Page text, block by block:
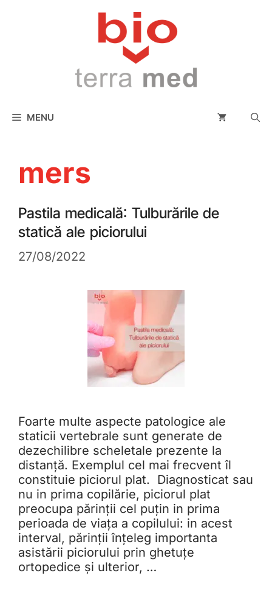
MENU
mers
Pastila medicală: Tulburările de
statică ale piciorului
27/08/2022
Foarte multe aspecte patologice ale
staticii vertebrale sunt generate de
dezechilibre scheletale prezente la
distanță. Exemplul cel mai frecvent îl
constituie piciorul plat. Diagnosticat sau
nu in prima copilărie, piciorul plat
preocupa părinții cel puțin in prima
perioada de viața a copilului: in acest
interval, părinții înțeleg importanta
asistării piciorului prin ghetuțe
ortopedice și ulterior, …